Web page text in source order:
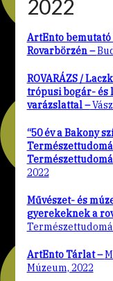
2022
ArtEnto
Rovarbörzén –
ROVARÁZS /
trópusi bogár- és
varázslattal –
“50 év a Bakony
2022
Művészet- és
gyerekeknek a
ArtEnto Tárlat –
Múzeum, 2022